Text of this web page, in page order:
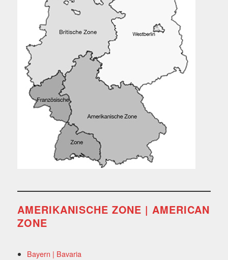
AMERIKANISCHE ZONE | AMERICAN
ZONE
Bayern | Bavaria